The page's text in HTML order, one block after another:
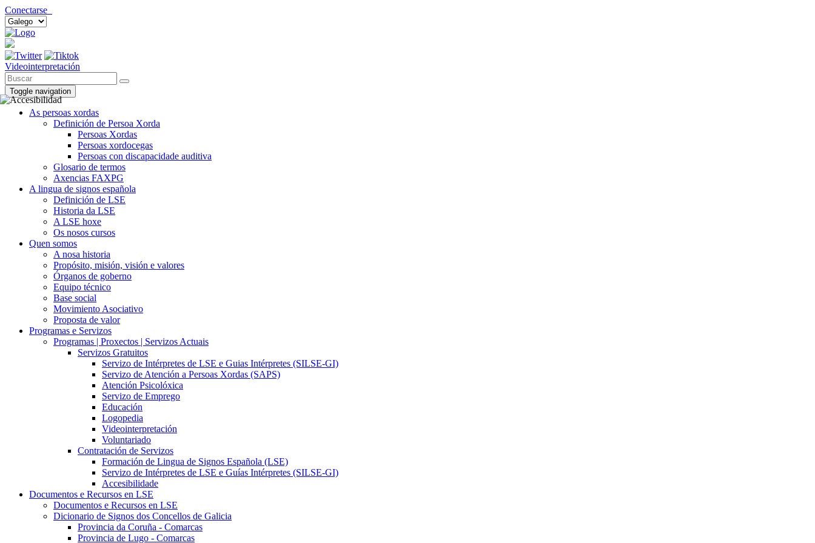
Conectarse
Videointerpretación
Toggle navigation
As persoas xordas
Definición de Persoa Xorda
Persoas Xordas
Persoas xordocegas
Persoas con discapacidade auditiva
Glosario de termos
Axencias FAXPG
A lingua de signos española
Definición de LSE
Historia da LSE
A LSE hoxe
Os nosos cursos
Quen somos
A nosa historia
Propósito, misión, visión e valores
Órganos de goberno
Equipo técnico
Base social
Movimiento Asociativo
Proposta de valor
Programas e Servizos
Programas | Proxectos | Servizos Actuais
Servizos Gratuitos
Servizo de Intérpretes de LSE e Guias Intérpretes (SILSE-GI)
Servizo de Atención a Persoas Xordas (SAPS)
Atención Psicolóxica
Servizo de Emprego
Educación
Logopedia
Videointerpretación
Voluntariado
Contratación de Servizos
Formación de Lingua de Signos Española (LSE)
Servizo de Intérpretes de LSE e Guías Intérpretes (SILSE-GI)
Accesibilidade
Documentos e Recursos en LSE
Documentos e Recursos en LSE
Dicionario de Signos dos Concellos de Galicia
Provincia da Coruña - Comarcas
Provincia de Lugo - Comarcas